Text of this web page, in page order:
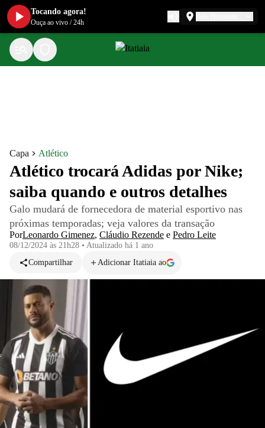
Capa Atlético
Atlético trocará Adidas por Nike;
saiba quando e outros detalhes
Galo mudará de fornecedora de material esportivo nas
próximas temporadas; veja valores da transação
PorLeonardo Gimenez, Cláudio Rezende e Pedro Leite
08/12/2024 às 21h28 • Atualizado há 1 ano
Compartilhar
Adicionar Itatiaia ao
Tocando agora!
Ouça ao vivo /24h